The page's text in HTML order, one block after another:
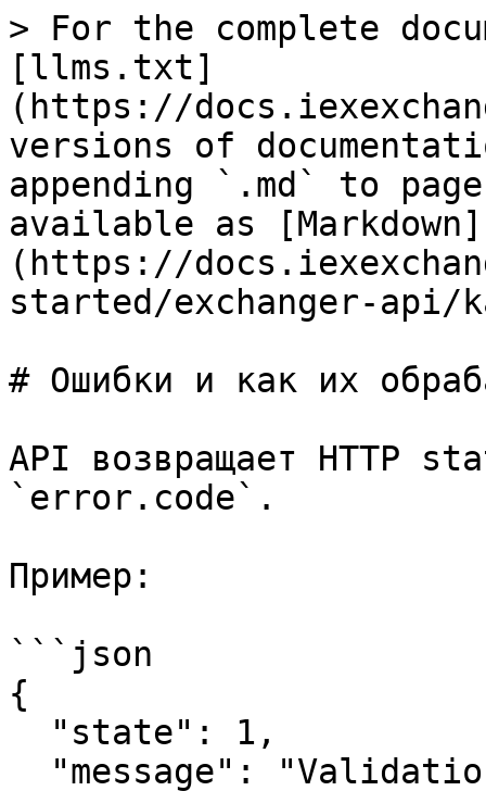
> For the complete
[llms.txt]
(https://
versions of
appending `.md` to
available as [Markdown]
(https://
started/exchanger-api/
# Ошибки и как их
API возвращает HTTP
`error.code`.
Пример:
```json
{